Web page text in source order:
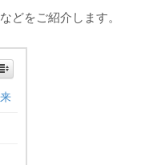
どをご紹介します。